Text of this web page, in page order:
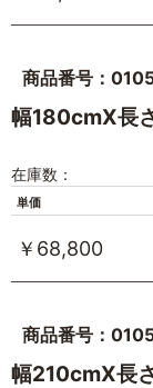
商品番号：
幅180cmX長
在庫数：
単価
￥68,800
商品番号：
幅210cmX長